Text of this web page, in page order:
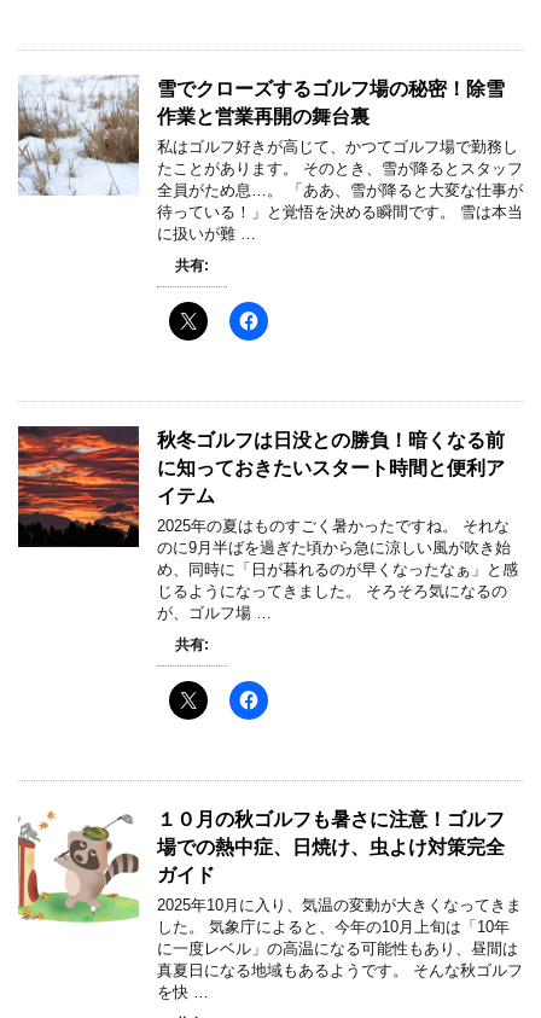
雪でクローズするゴルフ場の秘密！除雪
作業と営業再開の舞台裏
私はゴルフ好きが高じて、かつてゴルフ場で勤務し
たことがあります。 そのとき、雪が降るとスタッフ
全員がため息…。 「ああ、雪が降ると大変な仕事が
待っている！」と覚悟を決める瞬間です。 雪は本当
に扱いが難 …
共有:
秋冬ゴルフは日没との勝負！暗くなる前
に知っておきたいスタート時間と便利ア
イテム
2025年の夏はものすごく暑かったですね。 それな
のに9月半ばを過ぎた頃から急に涼しい風が吹き始
め、同時に「日が暮れるのが早くなったなぁ」と感
じるようになってきました。 そろそろ気になるの
が、ゴルフ場 …
共有:
１０月の秋ゴルフも暑さに注意！ゴルフ
場での熱中症、日焼け、虫よけ対策完全
ガイド
2025年10月に入り、気温の変動が大きくなってきま
した。 気象庁によると、今年の10月上旬は「10年
に一度レベル」の高温になる可能性もあり、昼間は
真夏日になる地域もあるようです。 そんな秋ゴルフ
を快 …